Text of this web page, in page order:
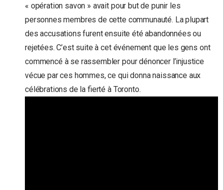
« opération savon » avait pour but de punir les
personnes membres de cette communauté. La plupart
des accusations furent ensuite été abandonnées ou
rejetées. C’est suite à cet événement que les gens ont
commencé à se rassembler pour dénoncer l’injustice
vécue par ces hommes, ce qui donna naissance aux
célébrations de la fierté à Toronto.